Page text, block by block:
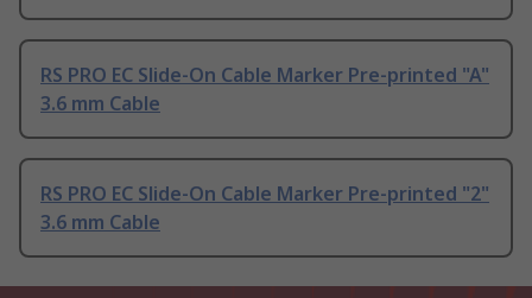
RS PRO EC Slide-On Cable Marker Pre-printed "A"
3.6 mm Cable
RS PRO EC Slide-On Cable Marker Pre-printed "2"
3.6 mm Cable